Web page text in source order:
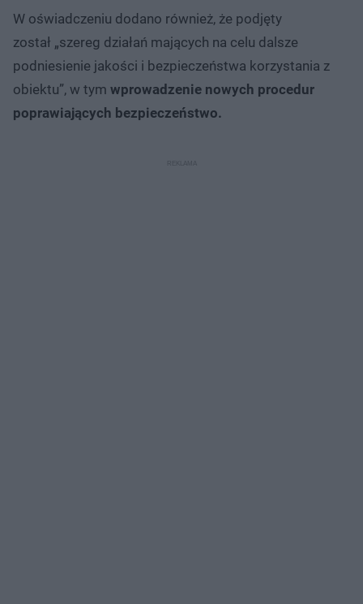
W oświadczeniu dodano również, że podjęty
został „szereg działań mających na celu dalsze
podniesienie jakości i bezpieczeństwa korzystania z
obiektu”, w tym wprowadzenie nowych procedur
poprawiających bezpieczeństwo.